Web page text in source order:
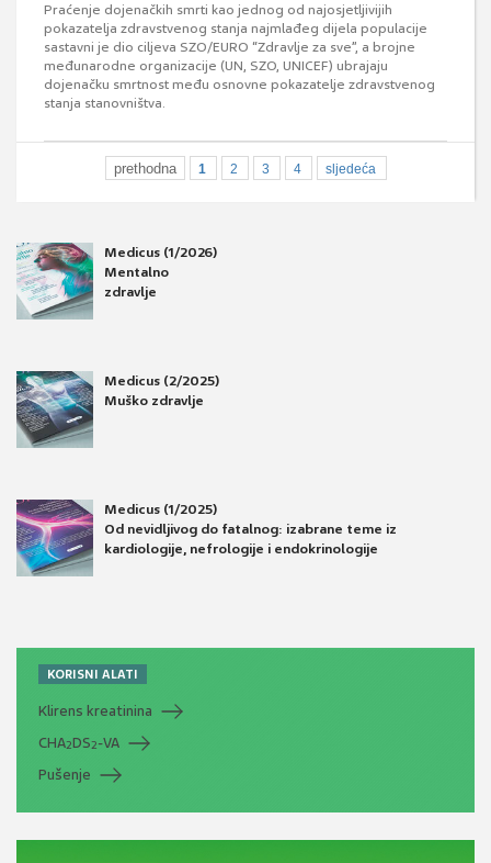
Praćenje dojenačkih smrti kao jednog od najosjetljivijih
pokazatelja zdravstvenog stanja najmlađeg dijela populacije
sastavni je dio ciljeva SZO/EURO “Zdravlje za sve”, a brojne
međunarodne organizacije (UN, SZO, UNICEF) ubrajaju
dojenačku smrtnost među osnovne pokazatelje zdravstvenog
stanja stanovništva.
prethodna 1 2 3 4 sljedeća
Medicus (1/2026)
Mentalno
zdravlje
Medicus (2/2025)
Muško zdravlje
Medicus (1/2025)
Od nevidljivog do fatalnog: izabrane teme iz
kardiologije, nefrologije i endokrinologije
KORISNI ALATI
Klirens kreatinina
CHA2DS2-VA
Pušenje